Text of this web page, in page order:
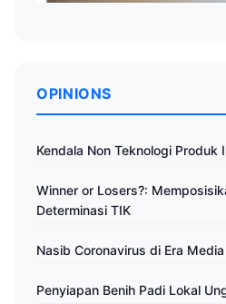
OPINIONS
Kendala Non Teknologi Produk
Winner or Losers?:
Determinasi TIK
Nasib Coronavirus di Era
Penyiapan Benih Padi Lokal